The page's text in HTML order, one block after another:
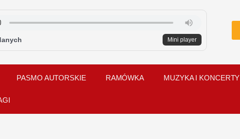
Mini player
PASMO AUTORSKIE RAMÓWKA MUZYKA I KONCERTY